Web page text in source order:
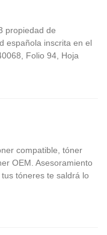
propiedad de
española inscrita en el
Folio 94, Hoja
compatible, tóner
OEM. Asesoramiento
tóneres te saldrá lo